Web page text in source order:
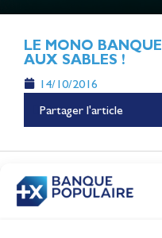
LE MONO
AUX SABLES !
14/10/2016
Partager l'article
Lauriane
d'eau des